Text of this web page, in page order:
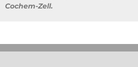
Cochem-Zell.